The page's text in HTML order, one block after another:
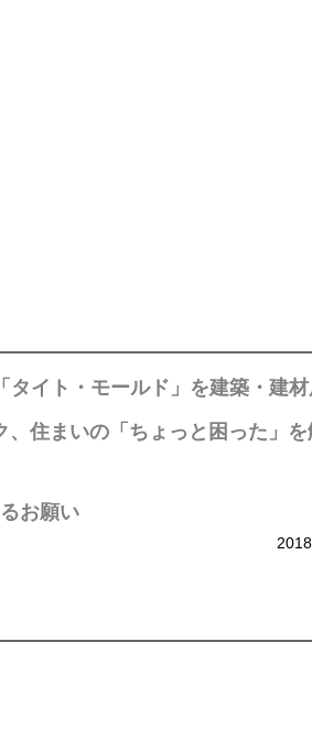
イト・モールド」を建築・建
、住まいの「ちょっと困った」
お願い